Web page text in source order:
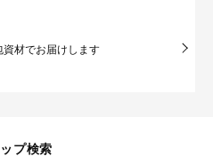
材でお届けします
プ検索